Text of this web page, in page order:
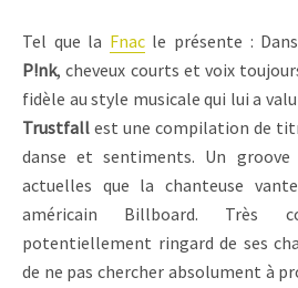
Tel que la Fnacle présente :
P!nk, cheveux courts et voix
fidèle au style musicale qui lui a
Trustfall est une compilation de
danse et sentiments. Un
actuelles que la chanteuse
américain Billboard. Très
potentiellement ringard de ses
de ne pas chercher absolument à